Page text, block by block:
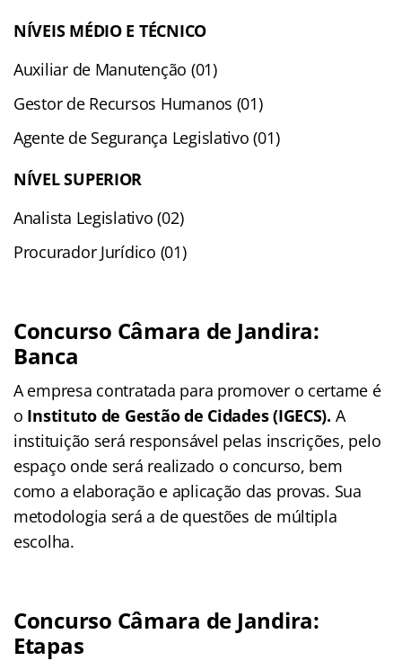
NÍVEIS MÉDIO E TÉCNICO
Auxiliar de Manutenção (01)
Gestor de Recursos Humanos (01)
Agente de Segurança Legislativo (01)
NÍVEL SUPERIOR
Analista Legislativo (02)
Procurador Jurídico (01)
Concurso Câmara de Jandira:
Banca
A empresa contratada para promover o certame é
o Instituto de Gestão de Cidades (IGECS). A
instituição será responsável pelas inscrições, pelo
espaço onde será realizado o concurso, bem
como a elaboração e aplicação das provas. Sua
metodologia será a de questões de múltipla
escolha.
Concurso Câmara de Jandira:
Etapas